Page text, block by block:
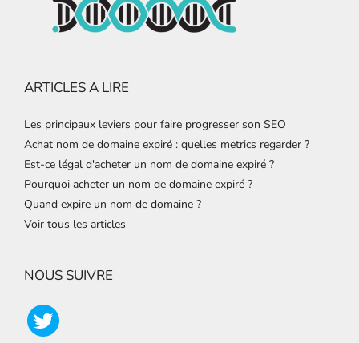
ARTICLES A LIRE
Les principaux leviers pour faire progresser son SEO
Achat nom de domaine expiré : quelles metrics regarder ?
Est-ce légal d'acheter un nom de domaine expiré ?
Pourquoi acheter un nom de domaine expiré ?
Quand expire un nom de domaine ?
Voir tous les articles
NOUS SUIVRE